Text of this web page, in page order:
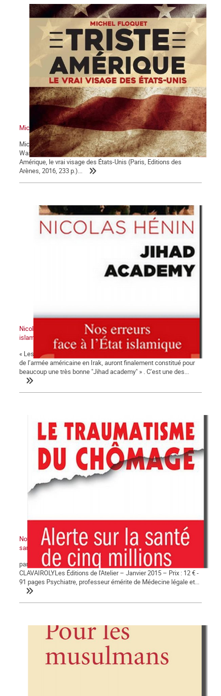
Michel Floquet : « Triste Amérique »
Michel Floquet, grand reporter, correspondant de TF1 à
Washington de 2011 à 2016, trace dans son ouvrage Triste
Amérique, le vrai visage des États-Unis (Paris, Editions des
Arènes, 2016, 233 p.)...
Nicolas HÉNIN, Jihad Academy : Nos erreurs face à l’État
islamique. Fayard, 2015, 260 p.
« Les prisons du régime syrien, comme les camps d’internement
de l’armée américaine en Irak, auront finalement constitué pour
beaucoup une très bonne "Jihad academy" » . C’est une des...
Note de lecture : « Le traumatisme du chômage, alerte sur la
santé de 5 millions de personnes »
par Michel DEBOUT – avec la collaboration de Gérard
CLAVAIROLYLes Éditions de l'Atelier – Janvier 2015 – Prix : 12 € -
91 pages Psychiatre, professeur émérite de Médecine légale et...